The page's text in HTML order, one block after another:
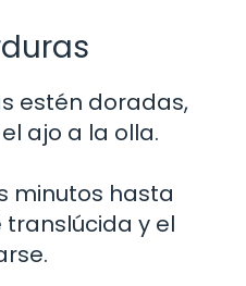
estén doradas,
ajo a la olla.
minutos hasta
y el